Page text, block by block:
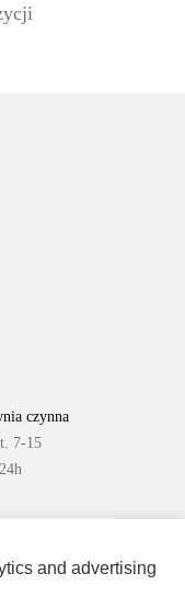
and advertising
czynna
7-15